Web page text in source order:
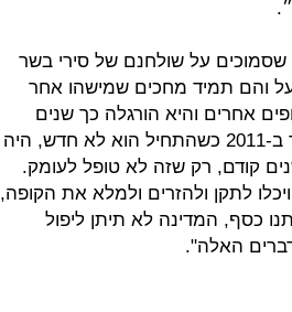
שסמוכים על שולחנם של סירי בשר
והם תמיד מחכים שמישהו אחר
אחרים והיא הורגלה כך שנים
רבות, זאת אומרת זו לא איזה אפיזודה. המשבר ב-2011 כשהתחיל הוא לא חדש, היה
כבר שנים קודם, רק שזה לא טופל לעומק.
לתקן ולהזרים ולמלא את הקופה,
כסף, המדינה לא תיתן ליפול
האלה".